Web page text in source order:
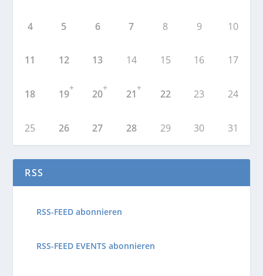
4 5 6 7 8 9 10
11 12 13 14 15 16 17
18 19
+
20
+
21
+
22 23 24
25 26 27 28 29 30 31
RSS
RSS-FEED abonnieren
RSS-FEED EVENTS abonnieren